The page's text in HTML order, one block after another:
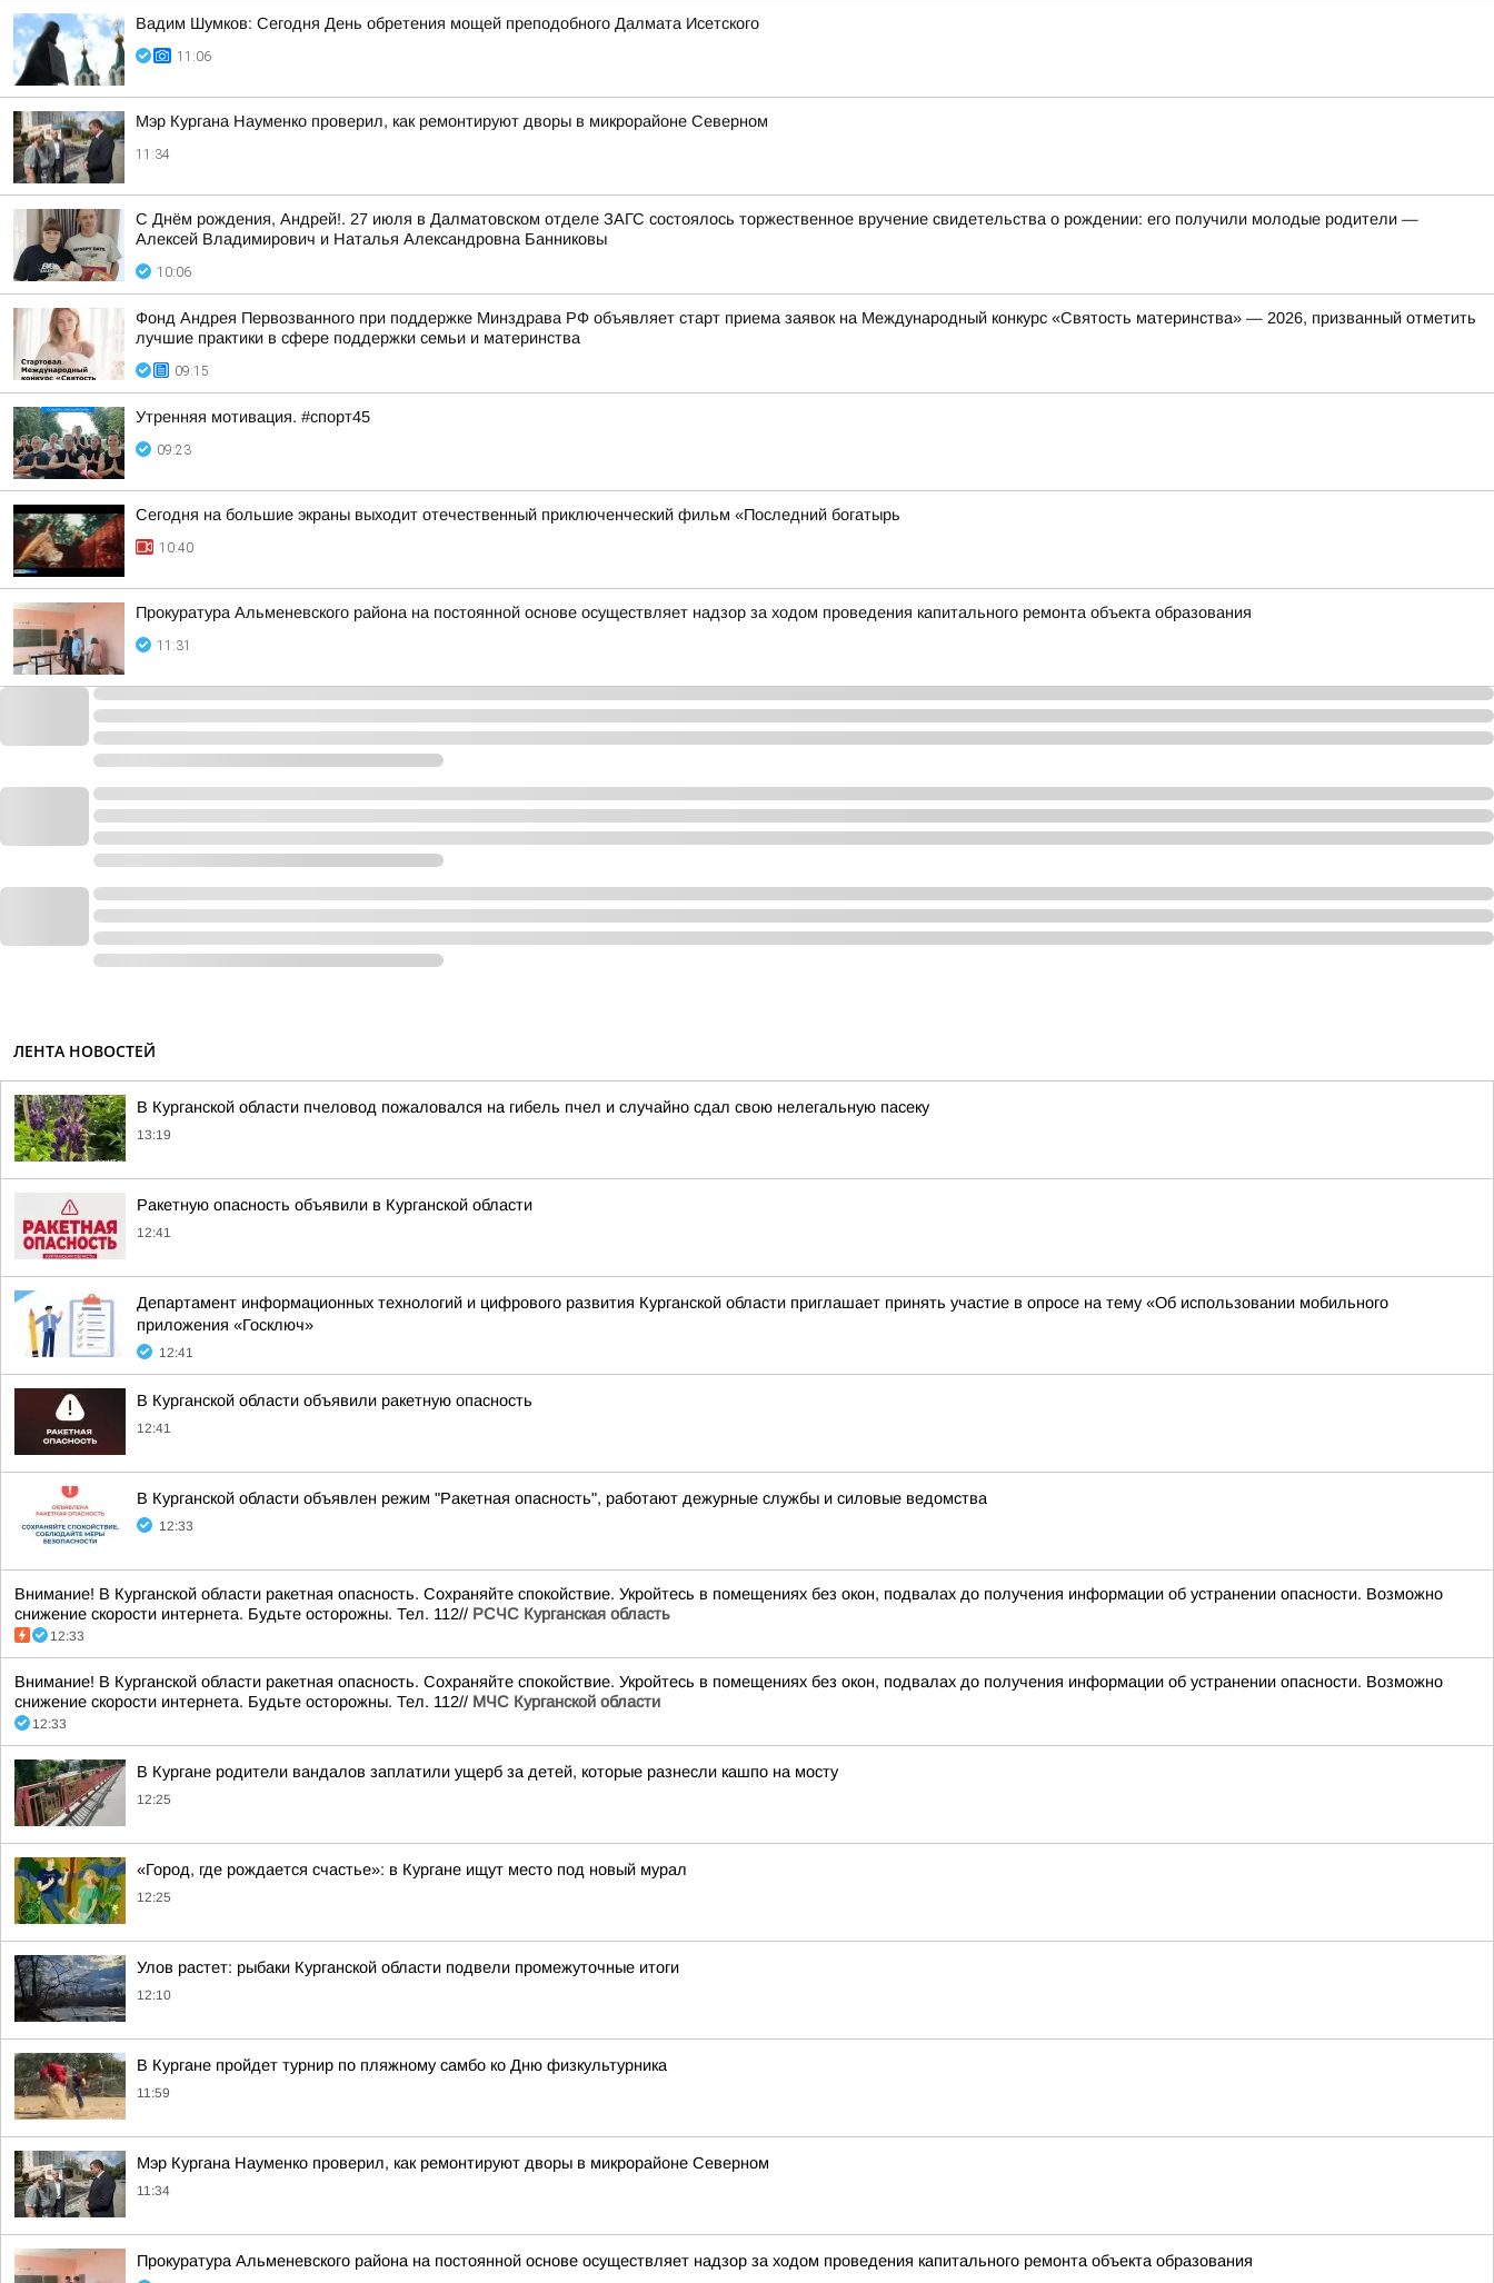
Вадим Шумков: Сегодня День обретения мощей преподобного Далмата Исетского
11:06
Мэр Кургана Науменко проверил, как ремонтируют дворы в микрорайоне Северном
11:34
С Днём рождения, Андрей!. 27 июля в Далматовском отделе ЗАГС состоялось торжественное вручение свидетельства о рождении: его получили молодые родители —
Алексей Владимирович и Наталья Александровна Банниковы
10:06
Фонд Андрея Первозванного при поддержке Минздрава РФ объявляет старт приема заявок на Международный конкурс «Святость материнства» — 2026, призванный отметить
лучшие практики в сфере поддержки семьи и материнства
09:15
Утренняя мотивация. #спорт45
09:23
Сегодня на большие экраны выходит отечественный приключенческий фильм «Последний богатырь
10:40
Прокуратура Альменевского района на постоянной основе осуществляет надзор за ходом проведения капитального ремонта объекта образования
11:31
ЛЕНТА НОВОСТЕЙ
В Курганской области пчеловод пожаловался на гибель пчел и случайно сдал свою нелегальную пасеку
13:19
Ракетную опасность объявили в Курганской области
12:41
Департамент информационных технологий и цифрового развития Курганской области приглашает принять участие в опросе на тему «Об использовании мобильного
приложения «Госключ»
12:41
В Курганской области объявили ракетную опасность
12:41
В Курганской области объявлен режим "Ракетная опасность", работают дежурные службы и силовые ведомства
12:33
Внимание! В Курганской области ракетная опасность. Сохраняйте спокойствие. Укройтесь в помещениях без окон, подвалах до получения информации об устранении опасности. Возможно
снижение скорости интернета. Будьте осторожны. Тел. 112// РСЧС Курганская область
12:33
Внимание! В Курганской области ракетная опасность. Сохраняйте спокойствие. Укройтесь в помещениях без окон, подвалах до получения информации об устранении опасности. Возможно
снижение скорости интернета. Будьте осторожны. Тел. 112// МЧС Курганской области
12:33
В Кургане родители вандалов заплатили ущерб за детей, которые разнесли кашпо на мосту
12:25
«Город, где рождается счастье»: в Кургане ищут место под новый мурал
12:25
Улов растет: рыбаки Курганской области подвели промежуточные итоги
12:10
В Кургане пройдет турнир по пляжному самбо ко Дню физкультурника
11:59
Мэр Кургана Науменко проверил, как ремонтируют дворы в микрорайоне Северном
11:34
Прокуратура Альменевского района на постоянной основе осуществляет надзор за ходом проведения капитального ремонта объекта образования